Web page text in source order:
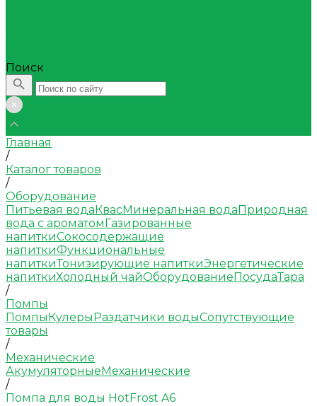
Поиск
Главная
/
Каталог товаров
/
Оборудование
Питьевая водаКвасМинеральная водаПриродная
вода с ароматомГазированные
напиткиСокосодержащие
напиткиФункциональные
напиткиТонизирующие напиткиЭнергетические
напиткиХолодный чайОборудованиеПосудаТара
/
Помпы
ПомпыКулерыРаздатчики водыСопутствующие
товары
/
Механические
АкумуляторныеМеханические
/
Помпа для воды HotFrost A6